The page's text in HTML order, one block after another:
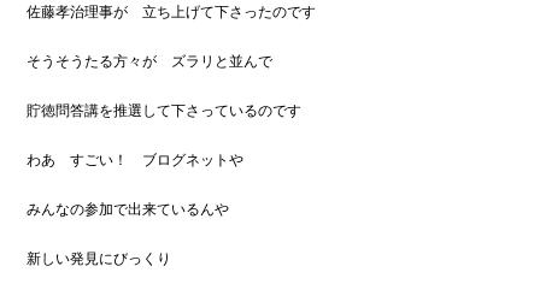
佐藤孝治理事が 立ち上げて下さったのです
そうそうたる方々が ズラリと並んで
貯徳問答講を推選して下さっているのです
わあ すごい！ ブログネットや
みんなの参加で出来ているんや
新しい発見にびっくり